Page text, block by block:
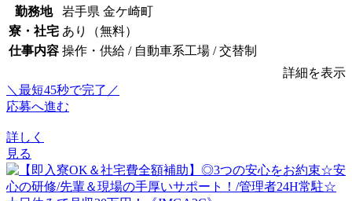
勤務地
岩手県 金ケ崎町
寮・社宅 あり（無料）
仕事内容 操作・供給 / 自動車系工場 / 交替制
詳細を表示
＼最短45秒で完了／
応募へ進む
詳しく
見る